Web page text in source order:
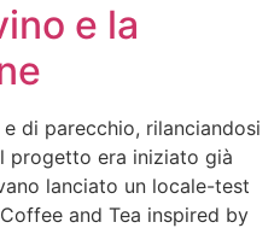
e la
di parecchio, rilanciandosi
progetto era iniziato già
lanciato un locale-test
and Tea inspired by